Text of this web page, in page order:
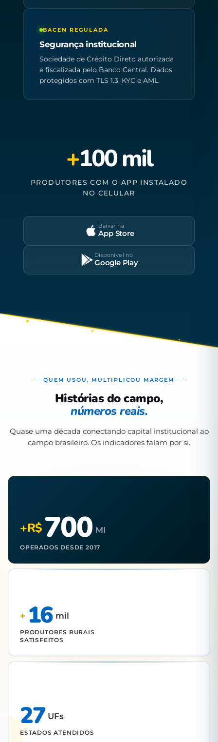
BACEN REGULADA
Segurança institucional
Sociedade de Crédito Direto autorizada
e fiscalizada pelo Banco Central. Dados
protegidos com TLS 1.3, KYC e AML.
+100 mil
PRODUTORES COM O APP INSTALADO
NO CELULAR
Baixar na
App Store
Disponível no
Google Play
QUEM USOU, MULTIPLICOU MARGEM
Histórias do campo,
números reais.
Quase uma década conectando capital institucional ao
campo brasileiro. Os indicadores falam por si.
+R$700 MI
OPERADOS DESDE 2017
+ 16 mil
PRODUTORES RURAIS
SATISFEITOS
27 UFs
ESTADOS ATENDIDOS